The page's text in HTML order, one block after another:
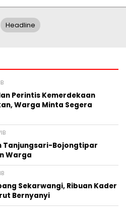
Headline
Perintis Kemerdekaan
Warga Minta Segera
Tanjungsari-Bojongtipar
Warga
Sekarwangi, Ribuan Kader
Bernyanyi